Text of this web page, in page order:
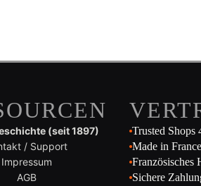
(seit 1897)
/ Support
Impressum
AGB
Trusted Shops
Made in France
Französisches
Sichere